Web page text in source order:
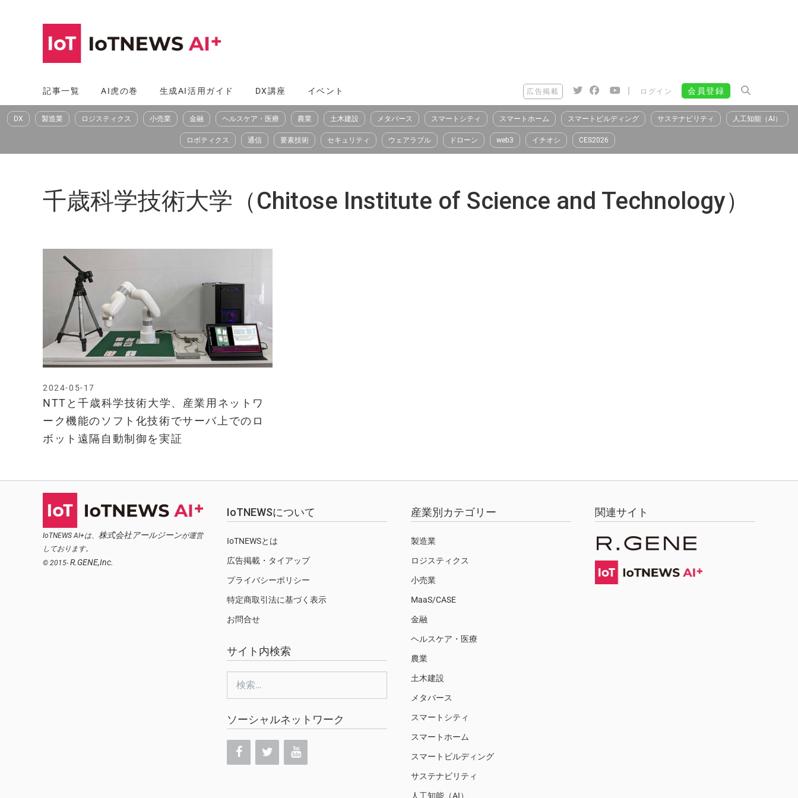
へ
ス
記事一覧 AI虎の巻 生成AI活用ガイド DX講座 イベント 広告掲載 | ログイン 会員登録
DX 製造業 ロジスティクス 小売業 金融 ヘルスケア・医療 農業 土木建設 メタバース スマートシティ スマートホーム スマートビルディング サステナビリティ 人工知能（AI）
ロボティクス 通信 要素技術 セキュリティ ウェアラブル ドローン web3 イチオシ CES2026
千歳科学技術大学（Chitose Institute of Science and Technology）
NTTと千歳科学技術大学、産業用ネットワ
ーク機能のソフト化技術でサーバ上でのロ
ボット遠隔自動制御を実証
2024-05-17
IoTNEWS AI+は、 株式会社アールジーンが運営
しております。
© 2015- R.GENE,Inc.
IoTNEWSについて
IoTNEWSとは
広告掲載・タイアップ
プライバシーポリシー
特定商取引法に基づく表示
お問合せ
サイト内検索
ソーシャルネットワーク
産業別カテゴリー
製造業
ロジスティクス
小売業
MaaS/CASE
金融
ヘルスケア・医療
農業
土木建設
メタバース
スマートシティ
スマートホーム
スマートビルディング
サステナビリティ
人工知能（AI）
関連サイト